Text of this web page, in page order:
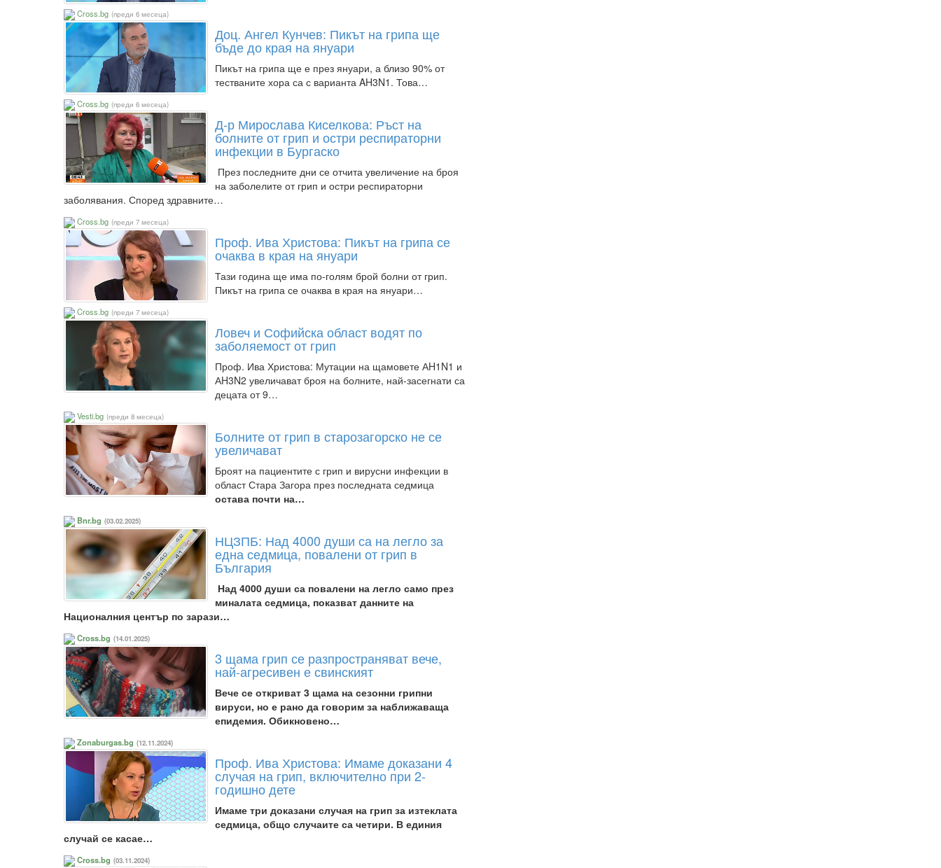
Cross.bg (преди 6 месеца)
Доц. Ангел Кунчев: Пикът на грипа ще
бъде до края на януари
Пикът на грипа ще е през януари, а близо 90% от
тестваните хора са с варианта AH3N1. Това…
Cross.bg (преди 6 месеца)
Д-р Мирослава Киселкова: Ръст на
болните от грип и остри респираторни
инфекции в Бургаско
През последните дни се отчита увеличение на броя
на заболелите от грип и остри респираторни
заболявания. Според здравните…
Cross.bg (преди 7 месеца)
Проф. Ива Христова: Пикът на грипа се
очаква в края на януари
Тази година ще има по-голям брой болни от грип.
Пикът на грипа се очаква в края на януари…
Cross.bg (преди 7 месеца)
Ловеч и Софийска област водят по
заболяемост от грип
Проф. Ива Христова: Мутации на щамовете АH1N1 и
АH3N2 увеличават броя на болните, най-засегнати са
децата от 9…
Vesti.bg (преди 8 месеца)
Болните от грип в старозагорско не се
увеличават
Броят на пациентите с грип и вирусни инфекции в
област Стара Загора през последната седмица
остава почти на…
Bnr.bg (03.02.2025)
НЦЗПБ: Над 4000 души са на легло за
една седмица, повалени от грип в
България
Над 4000 души са повалени на легло само през
миналата седмица, показват данните на
Националния център по зарази…
Cross.bg (14.01.2025)
3 щама грип се разпространяват вече,
най-агресивен е свинският
Вече се откриват 3 щама на сезонни грипни
вируси, но е рано да говорим за наближаваща
епидемия. Обикновено…
Zonaburgas.bg (12.11.2024)
Проф. Ива Христова: Имаме доказани 4
случая на грип, включително при 2-
годишно дете
Имаме три доказани случая на грип за изтеклата
седмица, общо случаите са четири. В единия
случай се касае…
Cross.bg (03.11.2024)